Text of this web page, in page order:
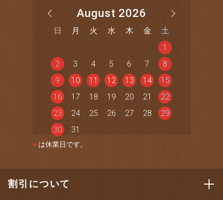
August 2026
日 月 火 水 木 金
土
1
2
3 4 5 6 7
8
9
10 11 12 13 14
15
16
17 18 19 20 21
22
23
24 25 26 27 28
29
30
31
● は休業日です。
割引について